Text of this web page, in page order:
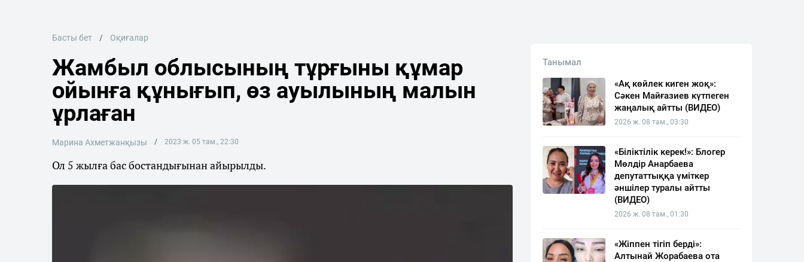
Басты бет Оқиғалар
Жамбыл облысының тұрғыны құмар
ойынға құнығып, өз ауылының малын
ұрлаған
Марина Ахметжанқызы 2023 ж. 05 там., 22:30
Ол 5 жылға бас бостандығынан айырылды.
Танымал
«Ақ көйлек киген жоқ»:
Сәкен Майғазиев күтпеген
жаңалық айтты (ВИДЕО)
2026 ж. 08 там., 03:30
«Біліктілік керек!»: Блогер
Мөлдір Анарбаева
депутаттыққа үміткер
әншілер туралы айтты
(ВИДЕО)
2026 ж. 08 там., 01:30
«Жіппен тігіп берді»:
Алтынай Жорабаева ота